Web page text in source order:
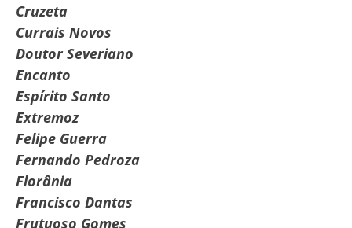
Cruzeta
Currais Novos
Doutor Severiano
Encanto
Espírito Santo
Extremoz
Felipe Guerra
Fernando Pedroza
Florânia
Francisco Dantas
Frutuoso Gomes